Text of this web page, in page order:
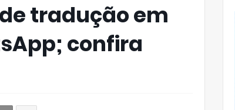
tradução em
confira